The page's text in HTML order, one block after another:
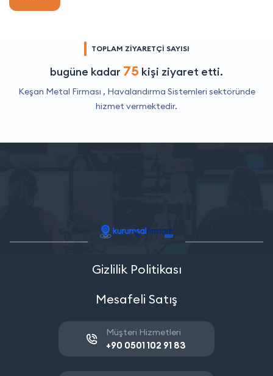
TOPLAM ZİYARETÇİ SAYISI
bugüne kadar 75 kişi ziyaret etti.
Keşan Metal Firması , Havalandırma Sistemleri sektöründe
hizmet vermektedir.
Gizlilik Politikası
Mesafeli Satış
Müşteri Hizmetleri
+90 0501 102 91 83